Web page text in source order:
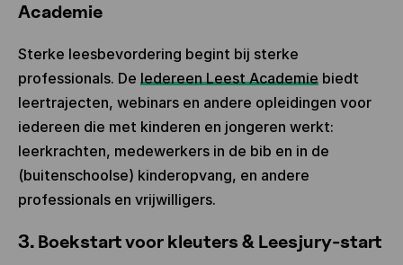
Academie
Sterke leesbevordering begint bij sterke
professionals. De Iedereen Leest Academie biedt
leertrajecten, webinars en andere opleidingen voor
iedereen die met kinderen en jongeren werkt:
leerkrachten, medewerkers in de bib en in de
(buitenschoolse) kinderopvang, en andere
professionals en vrijwilligers.
3. Boekstart voor kleuters & Leesjury-start